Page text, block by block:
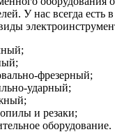
У нас всегда есть
фрезерный;
ударный;
и резаки;
оборудование.